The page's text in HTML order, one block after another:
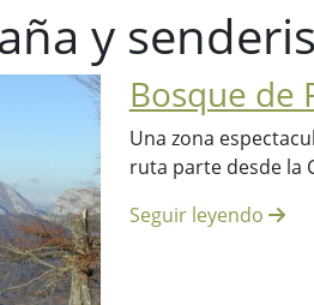
y
Bosque de
Una zona
ruta parte desde la
Seguir leyendo